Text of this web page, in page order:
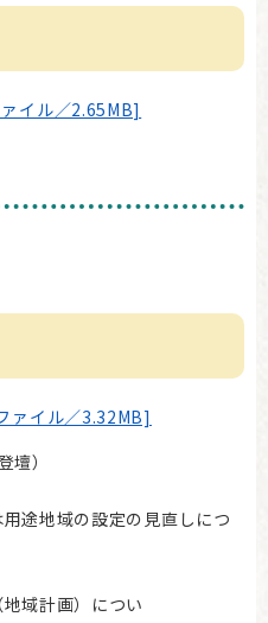
イル／2.65MB]
ァイル／3.32MB]
壇）
途地域の設定の見直しにつ
域計画）につい